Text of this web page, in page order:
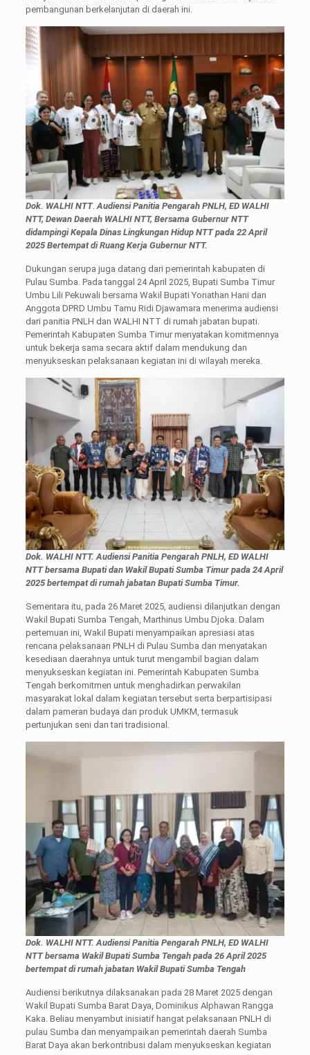
pembangunan berkelanjutan di daerah ini.
Dok. WALHI NTT. Audiensi Panitia Pengarah PNLH, ED WALHI
NTT, Dewan Daerah WALHI NTT, Bersama Gubernur NTT
didampingi Kepala Dinas Lingkungan Hidup NTT pada 22 April
2025 Bertempat di Ruang Kerja Gubernur NTT.
Dukungan serupa juga datang dari pemerintah kabupaten di
Pulau Sumba. Pada tanggal 24 April 2025, Bupati Sumba Timur
Umbu Lili Pekuwali bersama Wakil Bupati Yonathan Hani dan
Anggota DPRD Umbu Tamu Ridi Djawamara menerima audiensi
dari panitia PNLH dan WALHI NTT di rumah jabatan bupati.
Pemerintah Kabupaten Sumba Timur menyatakan komitmennya
untuk bekerja sama secara aktif dalam mendukung dan
menyukseskan pelaksanaan kegiatan ini di wilayah mereka.
Dok. WALHI NTT.Audiensi Panitia Pengarah PNLH, ED WALHI
NTT bersama Bupati dan Wakil Bupati Sumba Timur pada 24 April
2025 bertempat di rumah jabatan Bupati Sumba Timur.
Sementara itu, pada 26 Maret 2025, audiensi dilanjutkan dengan
Wakil Bupati Sumba Tengah, Marthinus Umbu Djoka. Dalam
pertemuan ini, Wakil Bupati menyampaikan apresiasi atas
rencana pelaksanaan PNLH di Pulau Sumba dan menyatakan
kesediaan daerahnya untuk turut mengambil bagian dalam
menyukseskan kegiatan ini. Pemerintah Kabupaten Sumba
Tengah berkomitmen untuk menghadirkan perwakilan
masyarakat lokal dalam kegiatan tersebut serta berpartisipasi
dalam pameran budaya dan produk UMKM, termasuk
pertunjukan seni dan tari tradisional.
Dok. WALHI NTT.Audiensi Panitia Pengarah PNLH, ED WALHI
NTT bersama Wakil Bupati Sumba Tengah pada 26 April 2025
bertempat di rumah jabatan Wakil Bupati Sumba Tengah
Audiensi berikutnya dilaksanakan pada 28 Maret 2025 dengan
Wakil Bupati Sumba Barat Daya, Dominikus Alphawan Rangga
Kaka. Beliau menyambut inisiatif hangat pelaksanaan PNLH di
pulau Sumba dan menyampaikan pemerintah daerah Sumba
Barat Daya akan berkontribusi dalam menyukseskan kegiatan